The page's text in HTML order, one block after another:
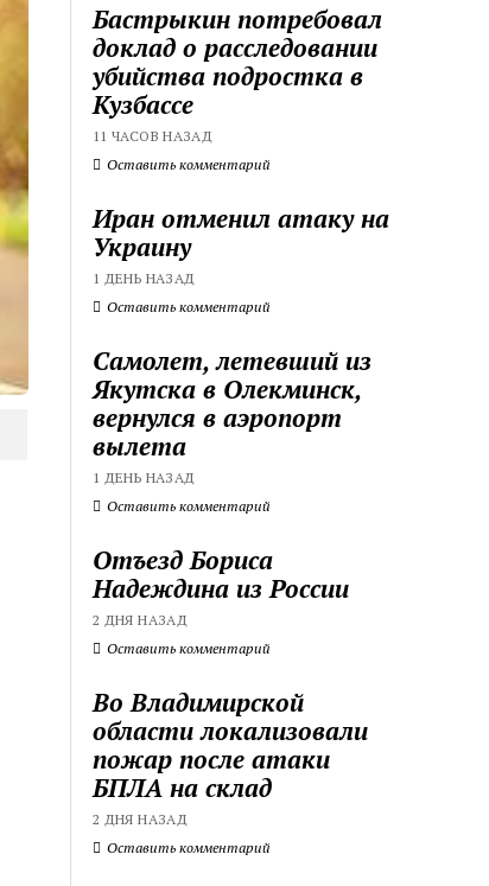
Бастрыкин потребовал
доклад о расследовании
убийства подростка в
Кузбассе
11 ЧАСОВ НАЗАД
Оставить комментарий
Иран отменил атаку на
Украину
1 ДЕНЬ НАЗАД
Оставить комментарий
Самолет, летевший из
Якутска в Олекминск,
вернулся в аэропорт
вылета
1 ДЕНЬ НАЗАД
Оставить комментарий
Отъезд Бориса
Надеждина из России
2 ДНЯ НАЗАД
Оставить комментарий
Во Владимирской
области локализовали
пожар после атаки
БПЛА на склад
2 ДНЯ НАЗАД
Оставить комментарий